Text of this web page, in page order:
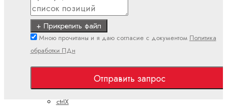
Электрогидравлические
насосы
Электроприводы и системы управления
АВТОМАТИЗАЦИЯ
ctrlX
+ Прикрепить файл
Мною прочитаны и я даю согласие с документом Политика
обработки ПДн
Отправить запрос